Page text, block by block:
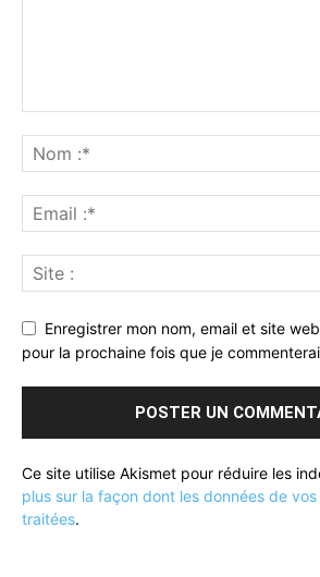
Enregistrer mon nom, email et site
pour la prochaine fois que je
Ce site utilise Akismet pour réduire les
plus sur la façon dont les données de
traitées.